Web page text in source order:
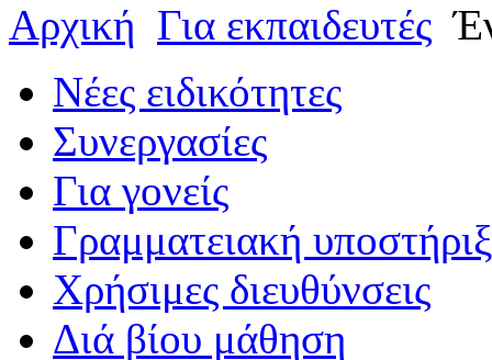
Αρχική Για εκπαιδευτές
Νέες ειδικότητες
Συνεργασίες
Για γονείς
Γραμματειακή
Χρήσιμες διευθύνσεις
Διά βίου μάθηση